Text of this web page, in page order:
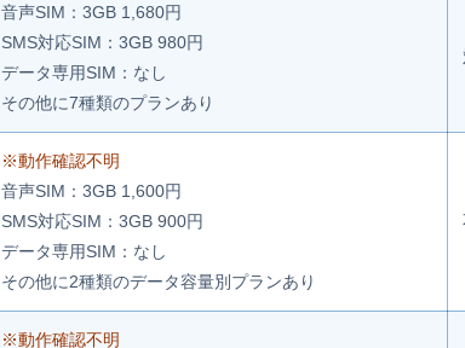
音声SIM：3GB 1,680円
SMS対応SIM：3GB 980円
データ専用SIM：なし
その他に7種類のプランあり
※動作確認不明
音声SIM：3GB 1,600円
SMS対応SIM：3GB 900円
データ専用SIM：なし
その他に2種類のデータ容量別プランあり
※動作確認不明